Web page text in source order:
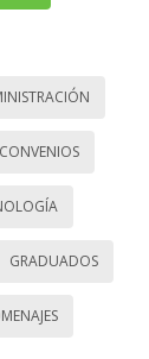
CONVENIOS
GRADUADOS